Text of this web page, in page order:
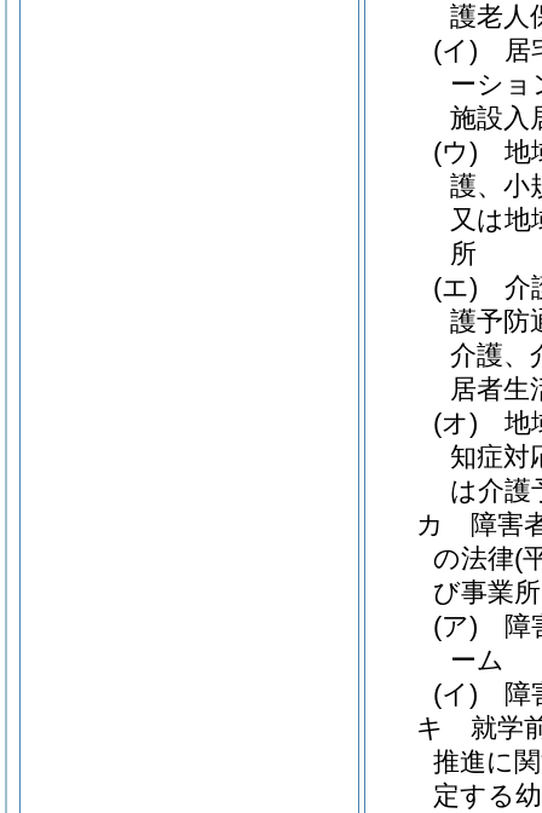
護老人
(イ)
居
ーショ
施設入
(ウ)
地
護、小
又は地
所
(エ)
介
護予防
介護、
居者生
(オ)
地
知症対
は介護
カ
障害
の法律(
び事業所
(ア)
障
ーム
(イ)
障
キ
就学
推進に
定する